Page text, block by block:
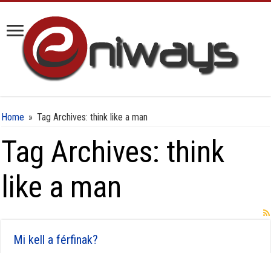
Home » Tag Archives: think like a man
Tag Archives: think
like a man
Mi kell a férfinak?